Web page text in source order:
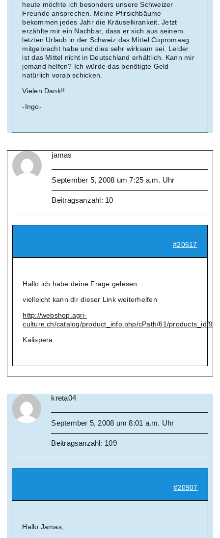
heute möchte ich besonders unsere Schweizer
Freunde ansprechen. Meine Pfirsichbäume
bekommen jedes Jahr die Kräuselkrankeit. Jetzt
erzählte mir ein Nachbar, dass er sich aus seinem
letzten Urlaub in der Schweiz das Mittel Cupromaag
mitgebracht habe und dies sehr wirksam sei. Leider
ist das Mittel nicht in Deutschland erhältlich. Kann mir
jemand helfen? Ich würde das benötigte Geld
natürlich vorab schicken.
Vielen Dank!!
-Ingo-
jamas
September 5, 2008 um 7:25 a.m. Uhr
Beitragsanzahl: 10
#20617
Hallo ich habe deine Frage gelesen.
vielleicht kann dir dieser Link weiterhelfen
http://webshop.agri-
culture.ch/catalog/product_info.php/cPath/61/products_id/
Kalispera
kreta04
September 5, 2008 um 8:01 a.m. Uhr
Beitragsanzahl: 109
#20907
Hallo Jamas,